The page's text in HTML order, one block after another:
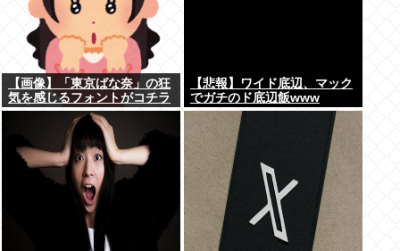
【画像】「東京ばな奈」の狂
気を感じるフォントがコチラ
www
【悲報】ワイド底辺、マック
でガチのド底辺飯www